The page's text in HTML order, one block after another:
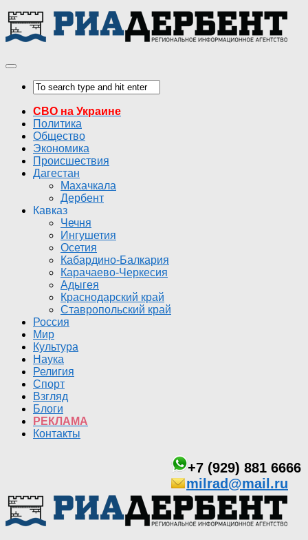
СВО на Украине
Политика
Общество
Экономика
Происшествия
Дагестан
Махачкала
Дербент
Кавказ
Чечня
Ингушетия
Осетия
Кабардино-Балкария
Карачаево-Черкесия
Адыгея
Краснодарский край
Ставропольский край
Россия
Мир
Культура
Наука
Религия
Спорт
Взгляд
Блоги
РЕКЛАМА
Контакты
+7 (929) 881 6666
milrad@mail.ru